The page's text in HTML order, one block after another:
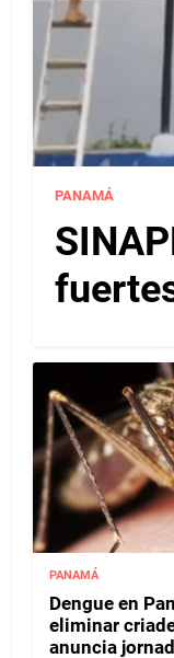
PANAMÁ
PANAMÁ
Dengue en
eliminar
anuncia